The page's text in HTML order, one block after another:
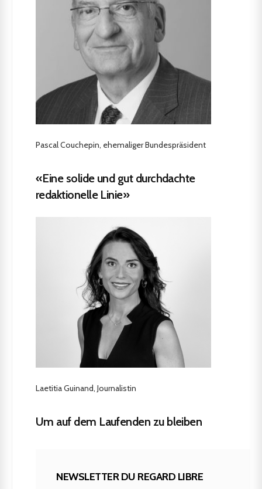
Pascal Couchepin, ehemaliger Bundespräsident
«Eine solide und gut durchdachte
redaktionelle Linie»
Laetitia Guinand, Journalistin
Um auf dem Laufenden zu bleiben
NEWSLETTER DU REGARD LIBRE